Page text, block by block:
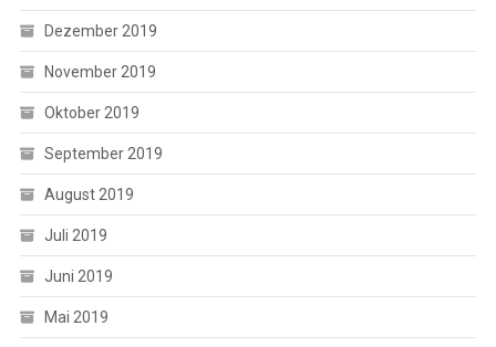
Dezember 2019
November 2019
Oktober 2019
September 2019
August 2019
Juli 2019
Juni 2019
Mai 2019